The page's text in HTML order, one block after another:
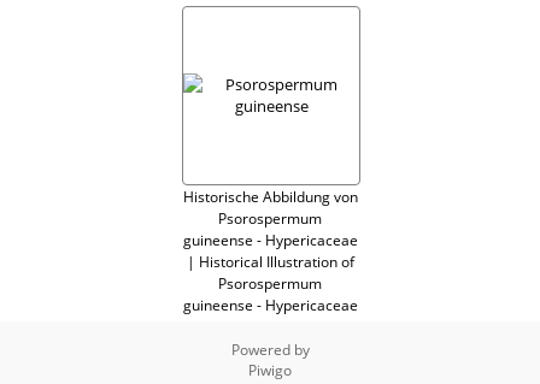
Historische Abbildung von
Psorospermum
guineense - Hypericaceae
| Historical Illustration of
Psorospermum
guineense - Hypericaceae
Powered by
Piwigo